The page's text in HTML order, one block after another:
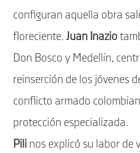
configuran aquella obra
floreciente.Juan Inazio
Don Bosco y Medellín,
reinserción de los jóvenes
conflicto armado
protección especializada.
Pili nos explicó su labor de